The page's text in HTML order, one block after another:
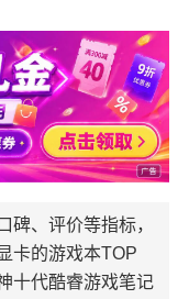
碑、评价等指标，
卡的游戏本TOP
十代酷睿游戏笔记